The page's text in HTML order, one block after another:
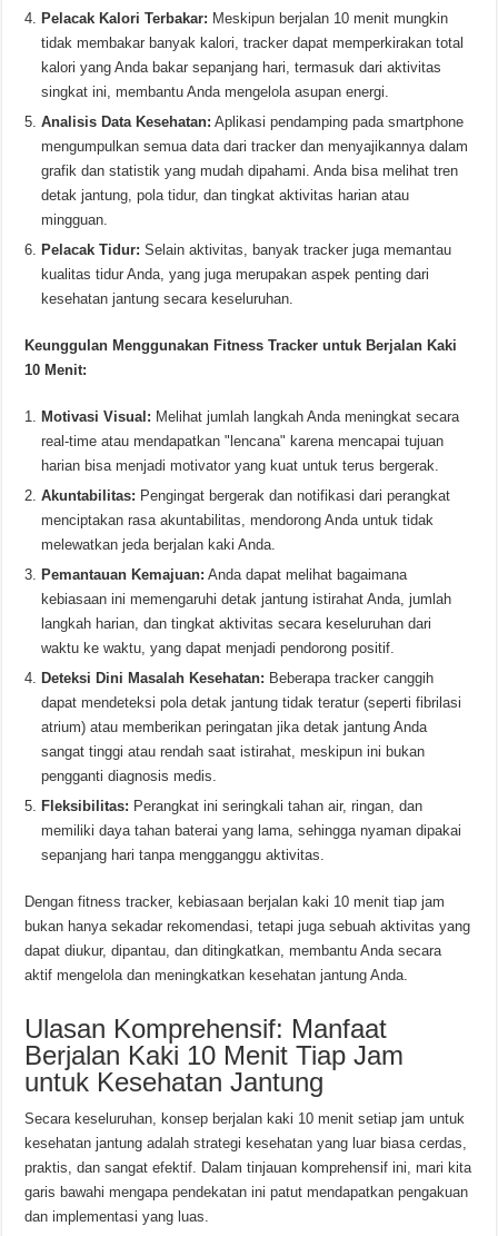
Pelacak Kalori Terbakar: Meskipun berjalan 10 menit mungkin
tidak membakar banyak kalori, tracker dapat memperkirakan total
kalori yang Anda bakar sepanjang hari, termasuk dari aktivitas
singkat ini, membantu Anda mengelola asupan energi.
Analisis Data Kesehatan: Aplikasi pendamping pada smartphone
mengumpulkan semua data dari tracker dan menyajikannya dalam
grafik dan statistik yang mudah dipahami. Anda bisa melihat tren
detak jantung, pola tidur, dan tingkat aktivitas harian atau
mingguan.
Pelacak Tidur: Selain aktivitas, banyak tracker juga memantau
kualitas tidur Anda, yang juga merupakan aspek penting dari
kesehatan jantung secara keseluruhan.
Keunggulan Menggunakan Fitness Tracker untuk Berjalan Kaki
10 Menit:
Motivasi Visual: Melihat jumlah langkah Anda meningkat secara
real-time atau mendapatkan "lencana" karena mencapai tujuan
harian bisa menjadi motivator yang kuat untuk terus bergerak.
Akuntabilitas: Pengingat bergerak dan notifikasi dari perangkat
menciptakan rasa akuntabilitas, mendorong Anda untuk tidak
melewatkan jeda berjalan kaki Anda.
Pemantauan Kemajuan: Anda dapat melihat bagaimana
kebiasaan ini memengaruhi detak jantung istirahat Anda, jumlah
langkah harian, dan tingkat aktivitas secara keseluruhan dari
waktu ke waktu, yang dapat menjadi pendorong positif.
Deteksi Dini Masalah Kesehatan: Beberapa tracker canggih
dapat mendeteksi pola detak jantung tidak teratur (seperti fibrilasi
atrium) atau memberikan peringatan jika detak jantung Anda
sangat tinggi atau rendah saat istirahat, meskipun ini bukan
pengganti diagnosis medis.
Fleksibilitas: Perangkat ini seringkali tahan air, ringan, dan
memiliki daya tahan baterai yang lama, sehingga nyaman dipakai
sepanjang hari tanpa mengganggu aktivitas.
Dengan fitness tracker, kebiasaan berjalan kaki 10 menit tiap jam
bukan hanya sekadar rekomendasi, tetapi juga sebuah aktivitas yang
dapat diukur, dipantau, dan ditingkatkan, membantu Anda secara
aktif mengelola dan meningkatkan kesehatan jantung Anda.
Ulasan Komprehensif: Manfaat
Berjalan Kaki 10 Menit Tiap Jam
untuk Kesehatan Jantung
Secara keseluruhan, konsep berjalan kaki 10 menit setiap jam untuk
kesehatan jantung adalah strategi kesehatan yang luar biasa cerdas,
praktis, dan sangat efektif. Dalam tinjauan komprehensif ini, mari kita
garis bawahi mengapa pendekatan ini patut mendapatkan pengakuan
dan implementasi yang luas.